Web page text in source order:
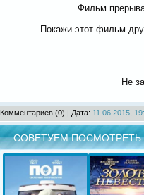
Фильм
Покажи этот фильм
Не
Комментариев (0) | Дата: 11.06.2015,
СОВЕТУЕМ ПОСМОТРЕТЬ